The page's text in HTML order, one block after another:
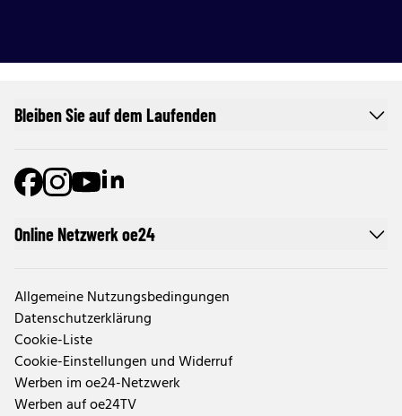
Online Netzwerk oe24
Allgemeine Nutzungsbedingungen
Datenschutzerklärung
Cookie-Liste
Cookie-Einstellungen und Widerruf
Werben im oe24-Netzwerk
Werben auf oe24TV
Bleiben Sie auf dem Laufenden